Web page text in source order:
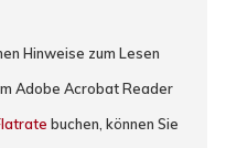
Hinweise zum Lesen
Adobe Acrobat Reader
buchen, können Sie